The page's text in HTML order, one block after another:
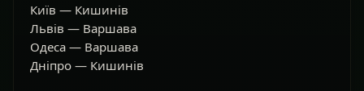
Київ — Кишинів
Львів — Варшава
Одеса — Варшава
Дніпро — Кишинів